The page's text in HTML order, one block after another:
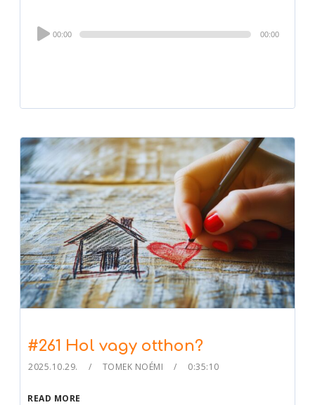
Audio
Player
00:00 00:00
#261 Hol vagy otthon?
2025.10.29. TOMEK NOÉMI 0:35:10
READ MORE